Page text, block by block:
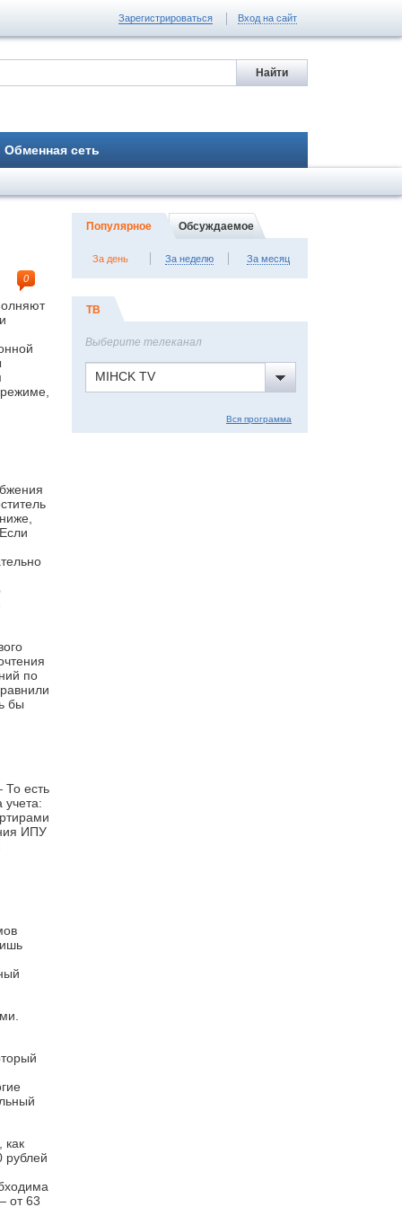
Зарегистрироваться Вход на сайт
Обменная сеть
0
по
бы
То есть
учета:
ИПУ
как
рублей
от 63
Популярное Обсуждаемое
За день За неделю За месяц
ТВ
Выберите телеканал
MIHCK TV
Вся программа